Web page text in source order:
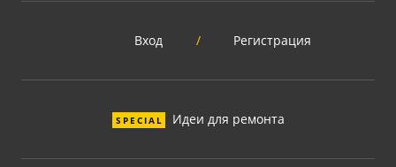
Вход / Регистрация
SPECIAL Идеи для ремонта